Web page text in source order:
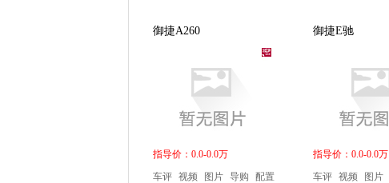
御捷A260
指导价：0.0-0.0万
车评 视频 图片 导购 配置
御捷E驰
指导价：0.0-0.0万
车评 视频 图片